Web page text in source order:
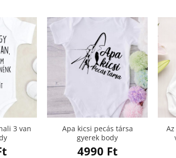
3 van
Apa kicsi pecás társa
gyerek body
4990 Ft